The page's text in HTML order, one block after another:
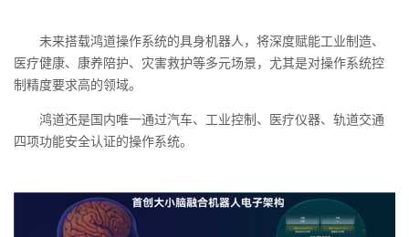
未来搭载鸿道操作系统的具身机器人，将深度赋能工业制造、
医疗健康、康养陪护、灾害救护等多元场景，尤其是对操作系统控
制精度要求高的领域。
鸿道还是国内唯一通过汽车、工业控制、医疗仪器、轨道交通
四项功能安全认证的操作系统。